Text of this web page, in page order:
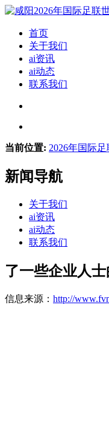
首页
关于我们
ai资讯
ai动态
联系我们
当前位置: 2026年国际
新闻导航
关于我们
ai资讯
ai动态
联系我们
了一些企业人
信息来源： http://